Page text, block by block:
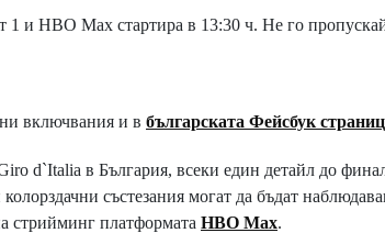
1 и HBO Max стартира в 13:30 ч. Не го
включвания и в българската Фейсбук
d`Italia в България, всеки един детайл до
състезания могат да бъдат
стрийминг платформата НВО Мах.